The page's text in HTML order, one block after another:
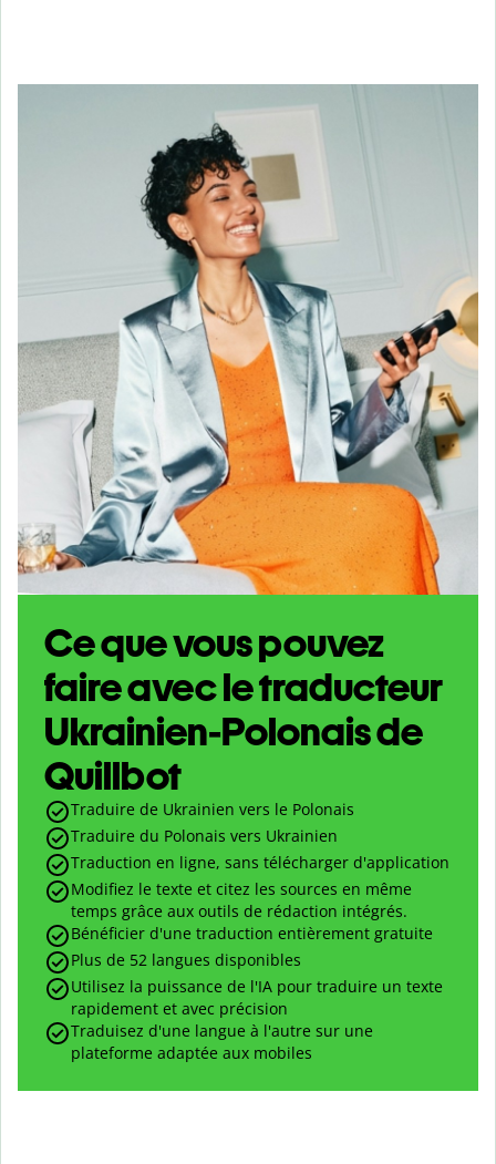
Ce que vous pouvez
faire avec le traducteur
Ukrainien-Polonais de
Quillbot
Traduire de Ukrainien vers le Polonais
Traduire du Polonais vers Ukrainien
Traduction en ligne, sans télécharger d'application
Modifiez le texte et citez les sources en même
temps grâce aux outils de rédaction intégrés.
Bénéficier d'une traduction entièrement gratuite
Plus de 52 langues disponibles
Utilisez la puissance de l'IA pour traduire un texte
rapidement et avec précision
Traduisez d'une langue à l'autre sur une
plateforme adaptée aux mobiles